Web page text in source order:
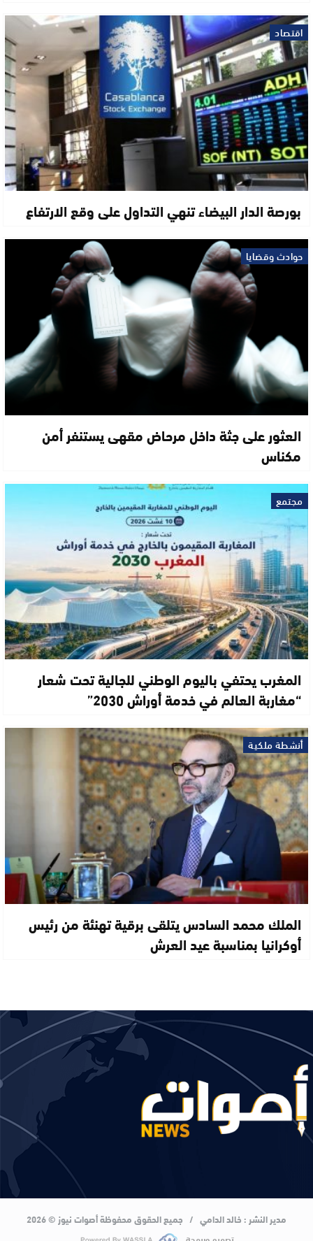
اقتصاد
بورصة الدار البيضاء تنهي التداول على وقع الارتفاع
حوادث وقضايا
العثور على جثة داخل مرحاض مقهى يستنفر أمن
مكناس
مجتمع
المغرب يحتفي باليوم الوطني للجالية تحت شعار
“مغاربة العالم في خدمة أوراش 2030”
أنشطة ملكية
الملك محمد السادس يتلقى برقية تهنئة من رئيس
أوكرانيا بمناسبة عيد العرش
مدير النشر : خالد الدامي / جميع الحقوق محفوظة أصوات نيوز © 2026
تصميم وبرمجة